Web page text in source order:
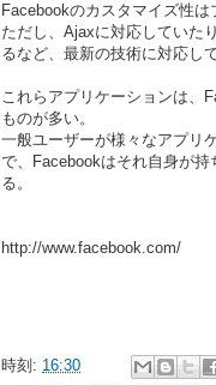
Facebookのカスタマイズ性は
ただし、Ajaxに対応していた
るなど、最新の技術に対応して
これらアプリケーションは、
ものが多い。
一般ユーザーが様々なアプリ
で、Facebookはそれ自身が
る。
http://www.facebook.com/
時刻: 16:30